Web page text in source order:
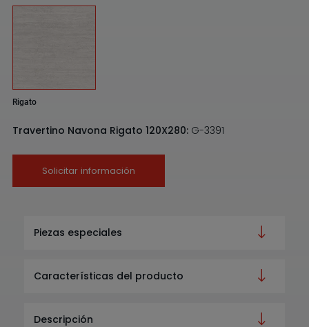
Rigato
Travertino Navona Rigato 120X280: G-3391
Solicitar información
Piezas especiales
Características del producto
Descripción